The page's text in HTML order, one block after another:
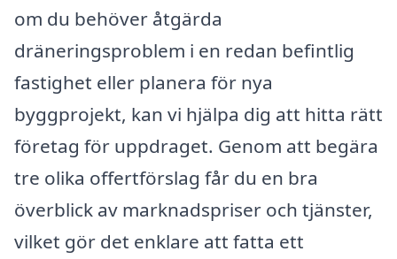
om du behöver åtgärda
dräneringsproblem i en redan befintlig
fastighet eller planera för nya
byggprojekt, kan vi hjälpa dig att hitta rätt
företag för uppdraget. Genom att begära
tre olika offertförslag får du en bra
överblick av marknadspriser och tjänster,
vilket gör det enklare att fatta ett